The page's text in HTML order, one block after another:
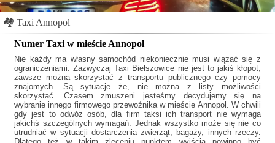
🏘 Taxi Annopol
Numer Taxi w mieście Annopol
Nie każdy ma własny samochód niekoniecznie musi wiązać się z
ograniczeniami. ZazwyczajTaxi Bielszowice nie jest to jakiś kłopot,
zawsze można skorzystać z transportu publicznego czy pomocy
znajomych. Są sytuacje że, nie można z listy możliwości
skorzystać. Czasem zmuszeni jesteśmy decydujemy się na
wybranie innego firmowego przewoźnika w mieście Annopol. W chwili
gdy jest to odwóz osób, dla firm taksi ich transport nie wymaga
jakichś szczególnych wymagań. Jednak wszystko może się nie co
utrudniać w sytuacji dostarczenia zwierząt, bagaży, innych rzeczy.